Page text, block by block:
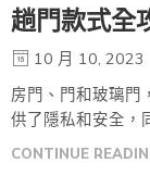
趟門款式全
10 月 10, 2023
房門、門和玻璃門
供了隱私和安全，
CONTINUE